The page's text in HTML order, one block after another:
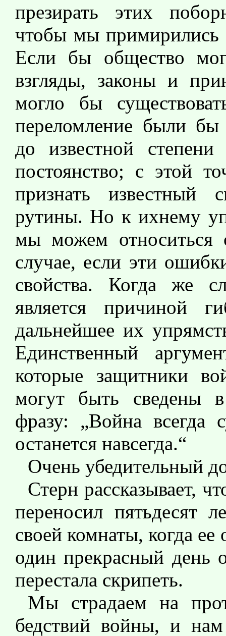
презирать этих
чтобы мы примирились
Если бы общество
взгляды, законы и
могло бы
переломление были
до известной
постоянство; с этой
признать известный
рутины. Но к ихнему
мы можем относиться
случае, если эти
свойства. Когда же
является причиной
дальнейшее их
Единственный
которые защитники
могут быть сведены
фразу: „Война всегда
останется навсегда.“
Очень убедительный
Стерн рассказывает,
переносил пятьдесят
своей комнаты, когда
один прекрасный день
перестала скрипеть.
Мы страдаем на
бедствий войны, и